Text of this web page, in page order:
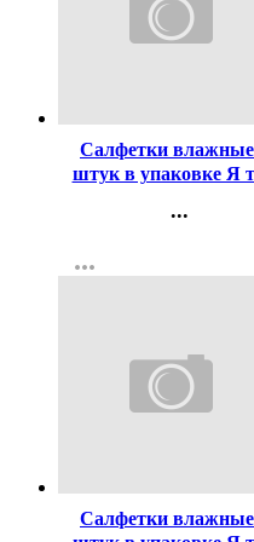
Салфетки
штук в упаковке Я
Освежающие
...
Регистрация
more_horiz
Салфетки